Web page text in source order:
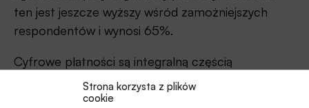
Strona korzysta z plików
cookie
ten jest jeszcze wyższy wśród zamożniejszych
respondentów i wynosi 65%.
Cyfrowe płatności są integralną częścią
planowania podróży online: od rezerwacji lotów i
noclegów, po zakup dodatkowych usług. Trend ten